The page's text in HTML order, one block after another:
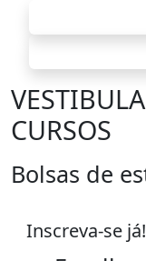
CURSOS
Bolsas de
Inscreva-se já!